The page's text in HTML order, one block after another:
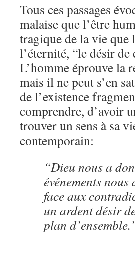
Tous ces passages
malaise que l’être
tragique de la vie que
l’éternité, “le désir
L’homme éprouve la
mais il ne peut s’en
de l’existence
comprendre, d’avoir
trouver un sens à sa
contemporain:
“Dieu nous a
événements
face aux
un ardent désir
plan